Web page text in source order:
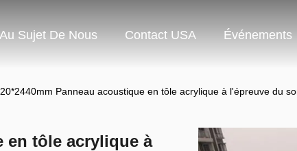
Au Sujet De Nous Contact USA Événements
Panneau acoustique en tôle acrylique à l'épreuve du
en tôle acrylique à